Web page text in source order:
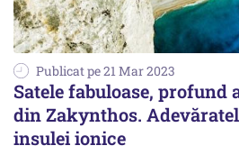
Publicat pe 21 Mar 2023
Satele fabuloase, profund
din Zakynthos.
insulei ionice